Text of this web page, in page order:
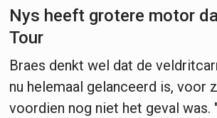
Nys heeft grotere motor
Tour
Braes denkt wel dat de
nu helemaal gelanceerd is, voor
voordien nog niet het geval was.